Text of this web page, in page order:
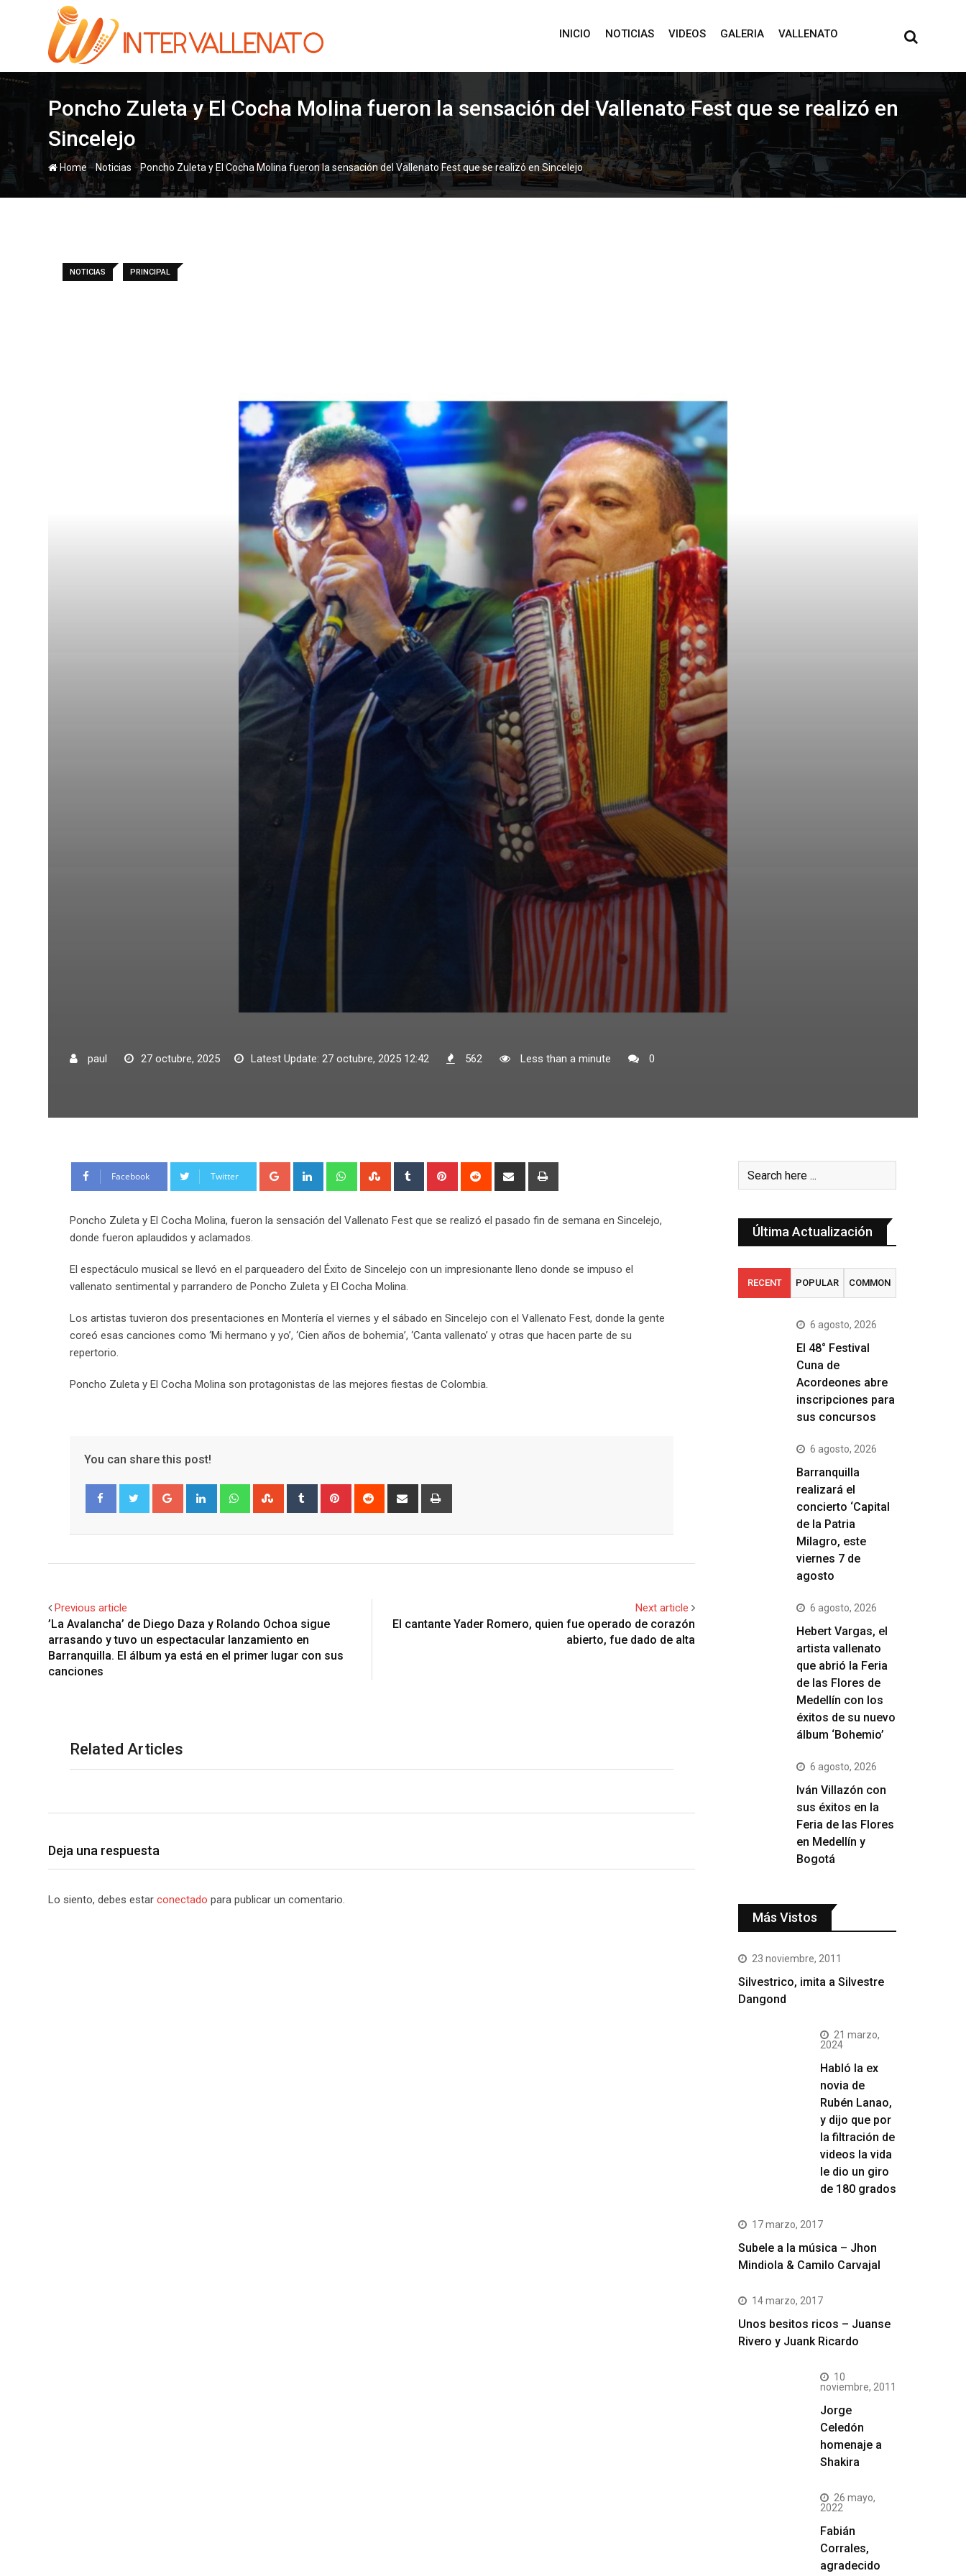
INICIO NOTICIAS VIDEOS GALERIA VALLENATO
Poncho Zuleta y El Cocha Molina fueron la sensación del Vallenato Fest que se realizó en
Sincelejo
Home-Noticias -Poncho Zuleta y El Cocha Molina fueron la sensación del Vallenato Fest que se realizó en Sincelejo
NOTICIAS PRINCIPAL
paul 27 octubre, 2025 Latest Update: 27 octubre, 2025 12:42 562 Less than a minute 0
Facebook Twitter Google+ LinkedIn WhatsappStumbleUpon
Tumblr Pinterest Reddit
Share
Poncho Zuleta y El Cocha Molina, fueron la sensación del Vallenato Fest que se realizó el pasado fin de semana en Sincelejo,
donde fueron aplaudidos y aclamados.
El espectáculo musical se llevó en el parqueadero del Éxito de Sincelejo con un impresionante lleno donde se impuso el
vallenato sentimental y parrandero de Poncho Zuleta y El Cocha Molina.
Los artistas tuvieron dos presentaciones en Montería el viernes y el sábado en Sincelejo con el Vallenato Fest, donde la gente
coreó esas canciones como ‘Mi hermano y yo’, ‘Cien años de bohemia’, ‘Canta vallenato’ y otras que hacen parte de su
repertorio.
Poncho Zuleta y El Cocha Molina son protagonistas de las mejores fiestas de Colombia.
You can share this post!
Google+ LinkedIn WhatsappStumbleUpon
Tumblr Pinterest Reddit
Share
Previous article
’La Avalancha’ de Diego Daza y Rolando Ochoa sigue
arrasando y tuvo un espectacular lanzamiento en
Barranquilla. El álbum ya está en el primer lugar con sus
canciones
Next article
El cantante Yader Romero, quien fue operado de corazón
abierto, fue dado de alta
Related Articles
Deja una respuesta
Lo siento, debes estar conectado para publicar un comentario.
Última Actualización
RECENT POPULAR COMMON
6 agosto, 2026
El 48° Festival
Cuna de
Acordeones abre
inscripciones para
sus concursos
6 agosto, 2026
Barranquilla
realizará el
concierto ‘Capital
de la Patria
Milagro, este
viernes 7 de
agosto
6 agosto, 2026
Hebert Vargas, el
artista vallenato
que abrió la Feria
de las Flores de
Medellín con los
éxitos de su nuevo
álbum ‘Bohemio’
6 agosto, 2026
Iván Villazón con
sus éxitos en la
Feria de las Flores
en Medellín y
Bogotá
Más Vistos
23 noviembre, 2011
Silvestrico, imita a Silvestre
Dangond
21 marzo,
2024
Habló la ex
novia de
Rubén Lanao,
y dijo que por
la filtración de
videos la vida
le dio un giro
de 180 grados
17 marzo, 2017
Subele a la música – Jhon
Mindiola & Camilo Carvajal
14 marzo, 2017
Unos besitos ricos – Juanse
Rivero y Juank Ricardo
10
noviembre, 2011
Jorge
Celedón
homenaje a
Shakira
26 mayo,
2022
Fabián
Corrales,
agradecido